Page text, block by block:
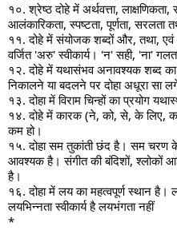
१०. श्रेष्ठ दोहे में अर्थवत्ता, लाक्षणिकता,
आलंकारिकता, स्पष्टता, पूर्णता, सरलता
११. दोहे में संयोजक शब्दों और, तथा,
वर्जित 'अरु' स्वीकार्य। 'न' सही, 'ना'
१२. दोहे में यथासंभव अनावश्यक शब्द
निकालने या बदलने पर दोहा अधूरा सा
१३. दोहा में विराम चिन्हों का प्रयोग
१४. दोहे में कारक (ने, को, से, के लिए,
कम हो।
१५. दोहा सम तुकांती छंद है। सम चरण
आवश्यक है। संगीत की बंदिशों, श्लोकों
है।
१६. दोहा में लय का महत्वपूर्ण स्थान है।
लयभिन्नता स्वीकार्य है लयभंगता नहीं
*